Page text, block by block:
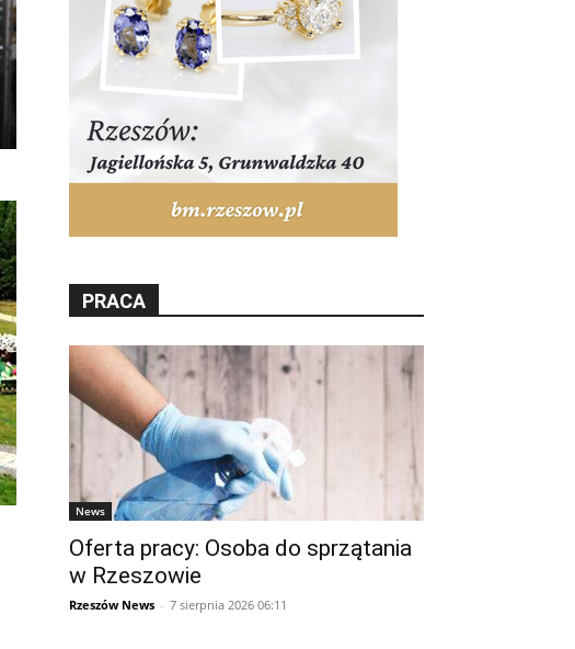
PRACA
News
Oferta pracy: Osoba do sprzątania
w Rzeszowie
Rzeszów News - 7 sierpnia 2026 06:11